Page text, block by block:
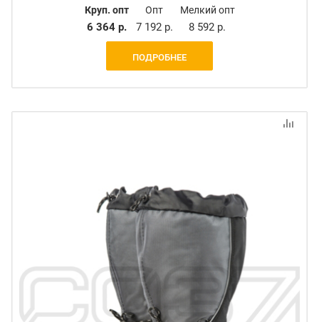
Круп. опт
6 364 р.
Опт
7 192 р.
Мелкий опт
8 592 р.
ПОДРОБНЕЕ